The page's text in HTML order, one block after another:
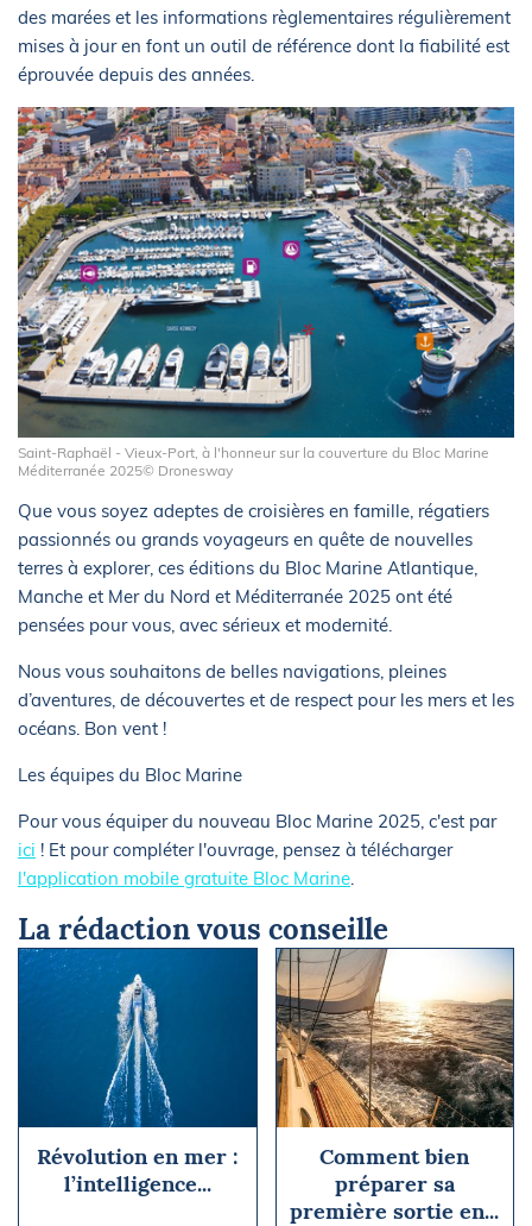
des marées et les informations règlementaires régulièrement
mises à jour en font un outil de référence dont la fiabilité est
éprouvée depuis des années.
Saint-Raphaël - Vieux-Port, à l'honneur sur la couverture du Bloc Marine
Méditerranée 2025© Dronesway
Que vous soyez adeptes de croisières en famille, régatiers
passionnés ou grands voyageurs en quête de nouvelles
terres à explorer, ces éditions du Bloc Marine Atlantique,
Manche et Mer du Nord et Méditerranée 2025 ont été
pensées pour vous, avec sérieux et modernité.
Nous vous souhaitons de belles navigations, pleines
d’aventures, de découvertes et de respect pour les mers et les
océans. Bon vent !
Les équipes du Bloc Marine
Pour vous équiper du nouveau Bloc Marine 2025, c'est par
ici ! Et pour compléter l'ouvrage, pensez à télécharger
l'application mobile gratuite Bloc Marine.
La rédaction vous conseille
Révolution en mer :
l’intelligence...
Comment bien
préparer sa
première sortie en...